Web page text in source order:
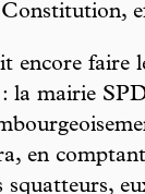
encore faire
: la mairie
en
squatteurs,